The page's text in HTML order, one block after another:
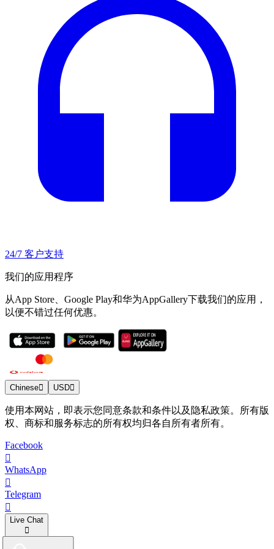
24/7 客户支持
我们的应用程序
从App Store、Google Play和华为AppGallery下载我们的应用，
以便不错过任何优惠。
Chinese USD
使用本网站，即表示您同意条款和条件以及隐私政策。所有版
权、商标和服务标志的所有权均归各自所有者所有。
Facebook
WhatsApp
Telegram
Live Chat